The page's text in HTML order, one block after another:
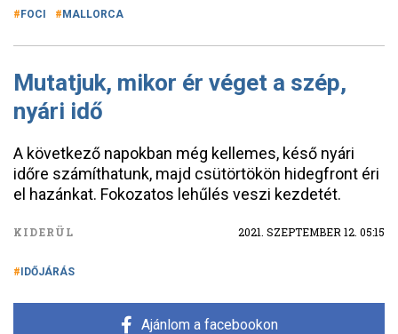
FOCI MALLORCA
Mutatjuk, mikor ér véget a szép,
nyári idő
A következő napokban még kellemes, késő nyári
időre számíthatunk, majd csütörtökön hidegfront éri
el hazánkat. Fokozatos lehűlés veszi kezdetét.
KIDERÜL 2021. SZEPTEMBER 12. 05:15
IDŐJÁRÁS
Ajánlom a facebookon